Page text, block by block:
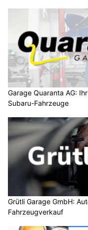
Garage Quaranta AG:
Subaru-Fahrzeuge
Grütli Garage GmbH:
Fahrzeugverkauf